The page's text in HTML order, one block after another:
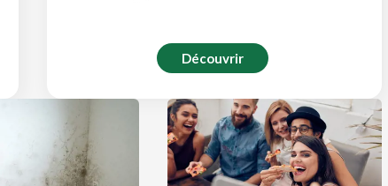
Découvrir